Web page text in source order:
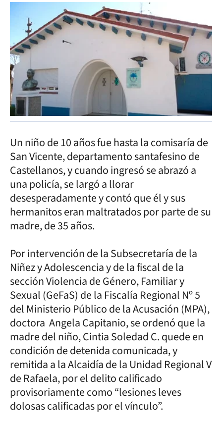
Un niño de 10 años fue hasta la comisaría de
San Vicente, departamento santafesino de
Castellanos, y cuando ingresó se abrazó a
una policía, se largó a llorar
desesperadamente y contó que él y sus
hermanitos eran maltratados por parte de su
madre, de 35 años.
Por intervención de la Subsecretaría de la
Niñez y Adolescencia y de la fiscal de la
sección Violencia de Género, Familiar y
Sexual (GeFaS) de la Fiscalía Regional Nº 5
del Ministerio Público de la Acusación (MPA),
doctora Angela Capitanio, se ordenó que la
madre del niño, Cintia Soledad C. quede en
condición de detenida comunicada, y
remitida a la Alcaidía de la Unidad Regional V
de Rafaela, por el delito calificado
provisoriamente como “lesiones leves
dolosas calificadas por el vínculo”.